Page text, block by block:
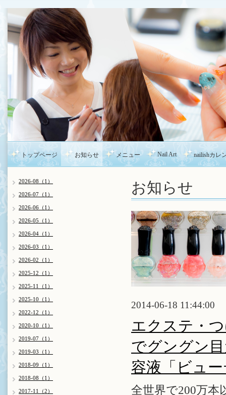
トップページ お知らせ メニュー Nail Art nailishカレ
お知らせ
2014-06-18 11:44:00
エクステ・
でグングン
容液「ビュ
全世界で200万本
2026-08（1）
2026-07（1）
2026-06（1）
2026-05（1）
2026-04（1）
2026-03（1）
2026-02（1）
2025-12（1）
2025-11（1）
2025-10（1）
2022-12（1）
2020-10（1）
2019-07（1）
2019-03（1）
2018-09（1）
2018-08（1）
2017-11（2）